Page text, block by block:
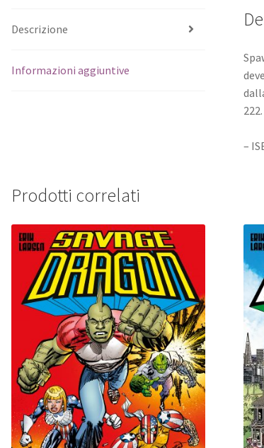
Descrizione
Informazioni aggiuntive
222.
–
Prodotti correlati